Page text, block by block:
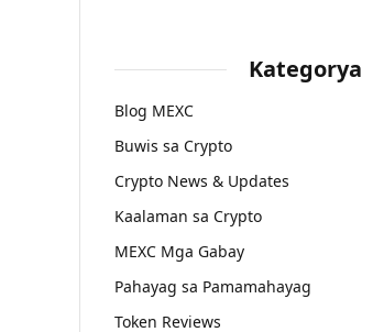
Kategorya
Blog MEXC
Buwis sa Crypto
Crypto News & Updates
Kaalaman sa Crypto
MEXC Mga Gabay
Pahayag sa Pamamahayag
Token Reviews